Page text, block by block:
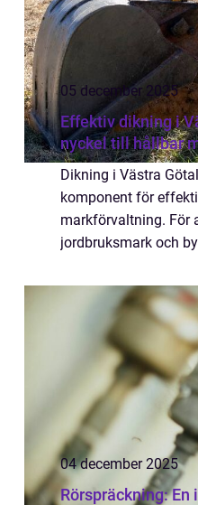
05 december 2025
Effektiv dikning i
nyckel till hållbar
Dikning i Västra
komponent för
markförvaltning. För
jordbruksmark och
n&ou...
04 december 2025
Rörspräckning: